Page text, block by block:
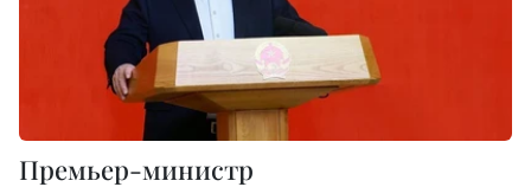
Премьер-министр